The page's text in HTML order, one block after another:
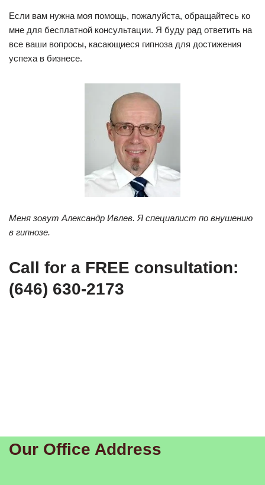
Если вам нужна моя помощь, пожалуйста, обращайтесь ко
мне для бесплатной консультации. Я буду рад ответить на
все ваши вопросы, касающиеся гипноза для достижения
успеха в бизнесе.
Меня зовут Александр Ивлев. Я специалист по внушению
в гипнозе.
Call for a FREE consultation:
(646) 630-2173
Our Office Address